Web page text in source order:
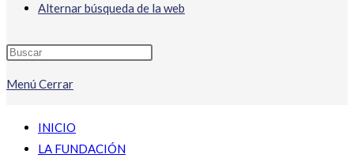
Alternar búsqueda de la web
Menú Cerrar
INICIO
LA FUNDACIÓN